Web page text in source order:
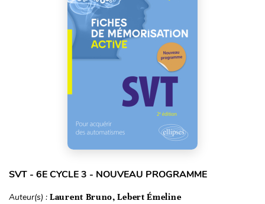
SVT - 6E CYCLE 3 - NOUVEAU PROGRAMME
Auteur(s) : Laurent Bruno, Lebert Émeline